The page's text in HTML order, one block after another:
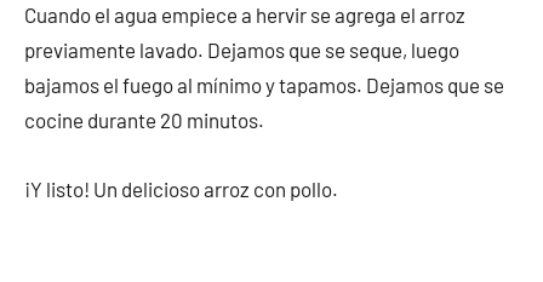
Cuando el agua empiece a hervir se agrega el arroz
previamente lavado. Dejamos que se seque, luego
bajamos el fuego al mínimo y tapamos. Dejamos que se
cocine durante 20 minutos.
¡Y listo! Un delicioso arroz con pollo.